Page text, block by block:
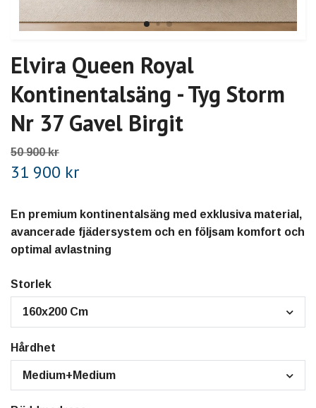
Elvira Queen Royal
Kontinentalsäng - Tyg Storm
Nr 37 Gavel Birgit
50 900 kr
31 900 kr
En premium kontinentalsäng med exklusiva material,
avancerade fjädersystem och en följsam komfort och
optimal avlastning
Storlek
160x200 Cm
Hårdhet
Medium+Medium